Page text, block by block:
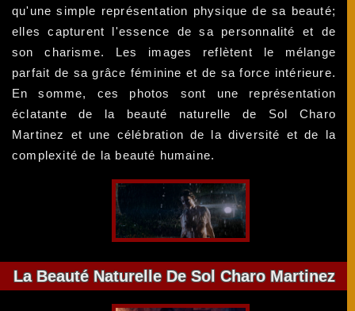
qu'une simple représentation physique de sa beauté;
elles capturent l'essence de sa personnalité et de
son charisme. Les images reflètent le mélange
parfait de sa grâce féminine et de sa force intérieure.
En somme, ces photos sont une représentation
éclatante de la beauté naturelle de Sol Charo
Martinez et une célébration de la diversité et de la
complexité de la beauté humaine.
La Beauté Naturelle De Sol Charo Martinez